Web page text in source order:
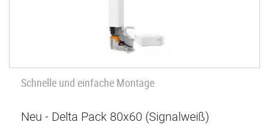
Schnelle und einfache Montage
Neu - Delta Pack 80x60 (Signalweiß)